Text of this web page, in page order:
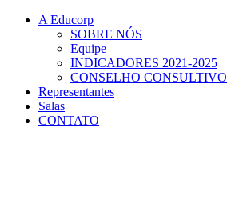
Conteúdo principal
A Educorp
SOBRE NÓS
Equipe
INDICADORES 2021-2025
CONSELHO CONSULTIVO
Representantes
Salas
CONTATO